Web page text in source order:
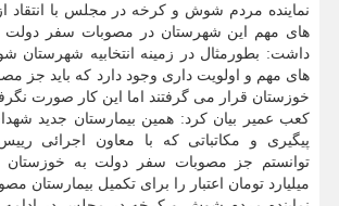
نماینده مردم شوش و کرخه در مجلس با انتقاد
های مهم این شهرستان در مصوبات سفر دولت
داشت: بطورمثال در زمینه انتخابیه شهرستان
های مهم و اولویت داری وجود دارد که باید جز
خوزستان قرار می گرفتند اما این کار صورت
کعب عمیر بیان کرد: همین بیمارستان جدید
پیگیری و مکاتباتی که با معاون اجرائی
میلیارد تومان اعتبار را برای تکمیل بیمارستان